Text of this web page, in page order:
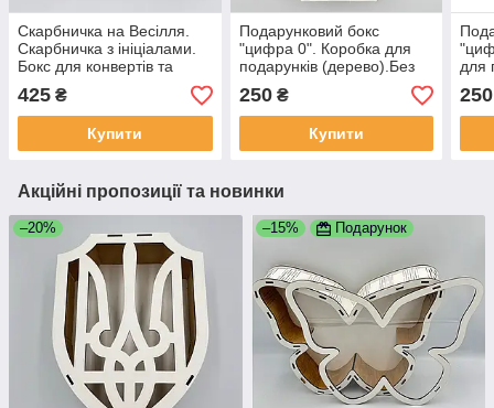
Скарбничка на Весілля.
Скарбничка з ініціалами.
Бокс для конвертів та
грошей 30×20×16 см
425 ₴
Купити
Подарунковий бокс
"цифра 0". Коробка для
подарунків (дерево).Без
кришки
250₴
Купити
для
250
Акційні пропозиції та новинки
–20% –15% Подарунок